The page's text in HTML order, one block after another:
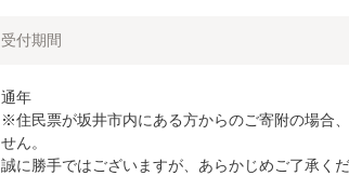
受付期間
通年
※住民票が坂井市内にある方からのご寄附の場合
せん。
誠に勝手ではございますが、あらかじめご了承くだ